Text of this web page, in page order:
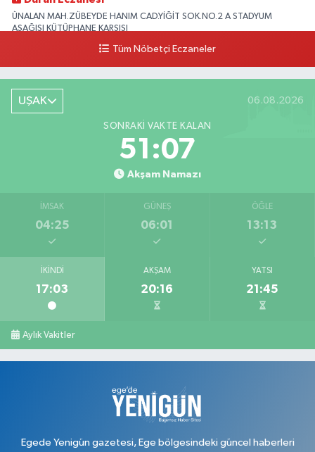
ÜNALAN MAH.ZÜBEYDE HANIM CAD.YİĞİT SOK.NO.2 A STADYUM
AŞAĞISI KÜTÜPHANE KARŞISI
Yol Tarifi Al
Tüm Nöbetçi Eczaneler
UŞAK 06.08.2026
SONRAKI VAKTE KALAN
51:06
Akşam Namazı
İMSAK
04:25
GÜNEŞ
06:01
ÖĞLE
13:13
İKINDI
17:03
AKŞAM
20:16
YATSI
21:45
Aylık Vakitler
Egede Yenigün gazetesi, Ege bölgesindeki güncel haberleri